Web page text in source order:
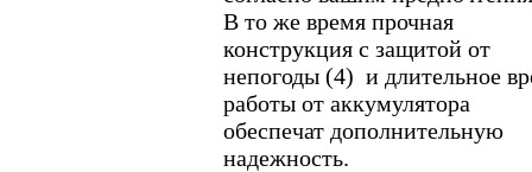
В то же время прочная
конструкция с защитой от
непогоды (4) и длительное
работы от аккумулятора
обеспечат дополнительную
надежность.